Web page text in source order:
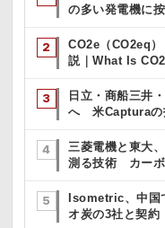
の多い発電機に
CO2e（CO2eq
説｜What Is
日立・商船三井
へ 米Capturaの
三菱電機と東大
測る技術 カーボ
Isometric、中国
オ炭の3社と契約